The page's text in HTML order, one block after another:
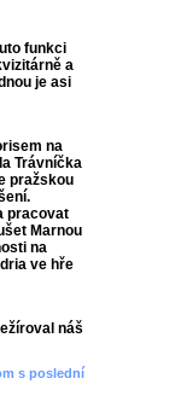
funkci
a
je asi
na
Trávníčka
pražskou
pracovat
Marnou
na
ve hře
náš
s poslední